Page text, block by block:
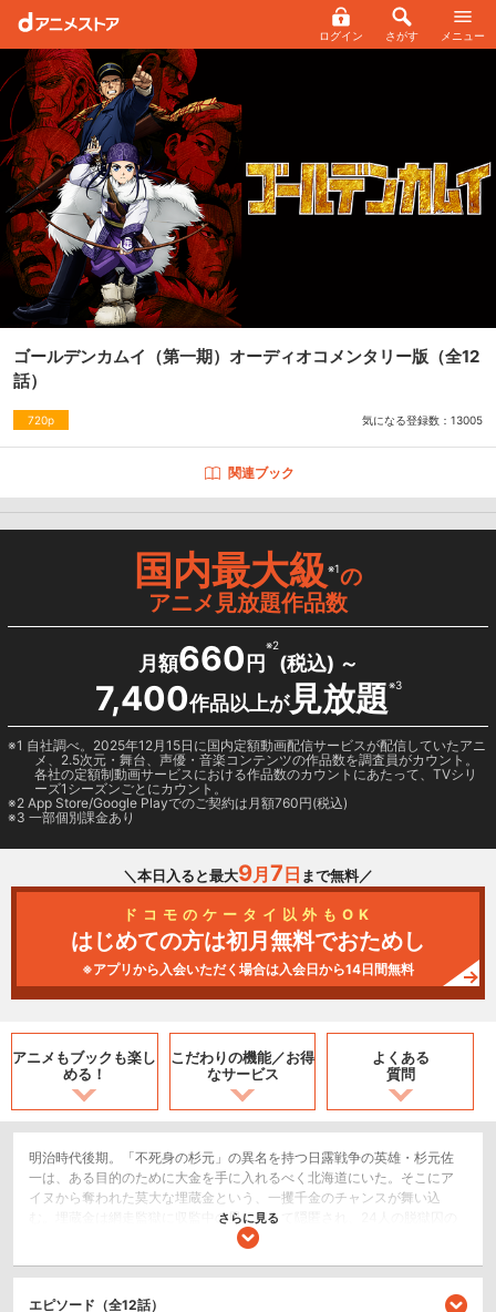
ログイン さがす メニュー
ゴールデンカムイ（第一期）オーディオコメンタリー版 （全12
話）
720p 気になる登録数： 13005
関連ブック
国内最大級※1の
アニメ見放題作品数
月額660 円
※2
(税込) ～
7,400作品以上が見放題※3
1 自社調べ。2025年12月15日に国内定額動画配信サービスが配信していたアニ
メ、2.5次元・舞台、声優・音楽コンテンツの作品数を調査員がカウント。
各社の定額制動画サービスにおける作品数のカウントにあたって、TVシリ
ーズ1シーズンごとにカウント。
2 App Store/Google Playでのご契約は月額760円(税込)
3 一部個別課金あり
＼本日入ると最大9月 7 日 まで無料／
ドコモのケータイ以外もOK
はじめての方は初月無料でおためし
※アプリから入会いただく場合は入会日から14日間無料
アニメもブックも楽し
める！
こだわりの機能／お得
なサービス
よくある
質問
明治時代後期。「不死身の杉元」の異名を持つ日露戦争の英雄・杉元佐
一は、ある目的のために大金を手に入れるべく北海道にいた。そこにア
イヌから奪われた莫大な埋蔵金という、一攫千金のチャンスが舞い込
む。埋蔵金は網走監獄に収監中の男によって隠匿され、24人の脱獄囚の
身体に刻まれた刺青がその在り処を示す手がかりだという。そんな折、
ㇼパというその少女は、埋蔵金を奪った男に父親を殺されていた。さら
に杉元の動きに呼応するように、かねてより埋蔵金を狙って暗躍してい
さらに見る
エピソード（全12話）